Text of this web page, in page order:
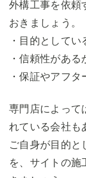
外構工事を依頼
おきましょう。
・目的として
・信頼性がある
・保証やアフ
専門店によって
れている会社も
ご自身が目的と
を、サイトの施